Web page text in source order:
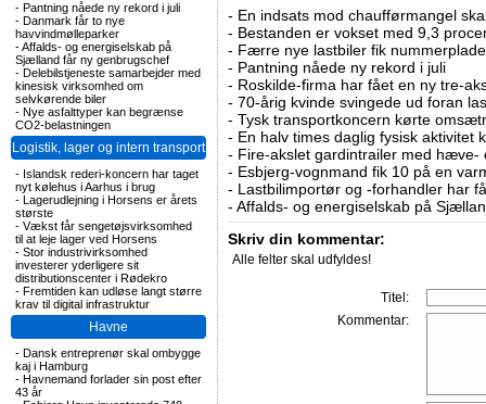
- Pantning nåede ny rekord i juli
- Danmark får to nye
havvindmølleparker
-Affalds- og energiselskab på
Sjælland får ny genbrugschef
- Delebilstjeneste samarbejder med
kinesisk virksomhed om
selvkørende biler
- Nye asfalttyper kan begrænse
CO2-belastningen
Logistik, lager og intern transport
- Islandsk rederi-koncern har taget
nyt kølehus i Aarhus i brug
- Lagerudlejning i Horsens er årets
største
- Vækst får sengetøjsvirksomhed
til at leje lager ved Horsens
- Stor industrivirksomhed
investerer yderligere sit
distributionscenter i Rødekro
- Fremtiden kan udløse langt større
krav til digital infrastruktur
Havne
- Dansk entreprenør skal ombygge
kaj i Hamburg
- Havnemand forlader sin post efter
43 år
- En indsats mod chaufførmangel
- Bestanden er vokset med 9,3
- Færre nye lastbiler fik
- Pantning nåede ny rekord i juli
- Roskilde-firma har fået en ny tre-
- 70-årig kvinde svingede ud foran
- Tysk transportkoncern kørte
- En halv times daglig fysisk aktivitet
- Fire-akslet gardintrailer med hæve-
- Esbjerg-vognmand fik 10 på en
- Lastbilimportør og -forhandler har
- Affalds- og energiselskab på
Skriv din kommentar:
Alle felter skal udfyldes!
Titel:
Kommentar: